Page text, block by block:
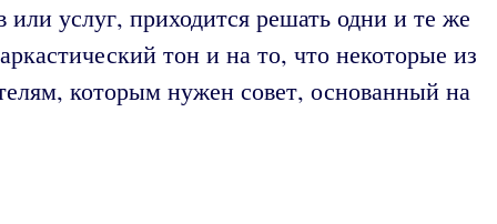
услуг, приходится решать одни и те же
тон и на то, что некоторые из
которым нужен совет, основанный на